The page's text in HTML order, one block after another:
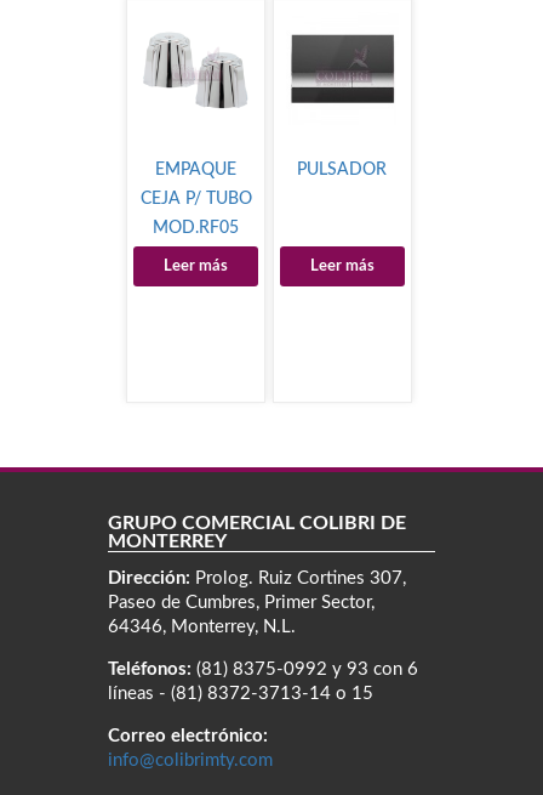
EMPAQUE
CEJA P/ TUBO
MOD.RF05
Leer más
PULSADOR
Leer más
GRUPO COMERCIAL COLIBRÍ DE
MONTERREY
Dirección: Prolog. Ruiz Cortines 307,
Paseo de Cumbres, Primer Sector,
64346, Monterrey, N.L.
Teléfonos: (81) 8375-0992 y 93 con 6
líneas - (81) 8372-3713-14 o 15
Correo electrónico:
info@colibrimty.com